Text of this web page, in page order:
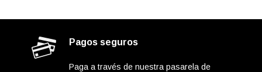
Pagos seguros
Paga a través de nuestra pasarela de